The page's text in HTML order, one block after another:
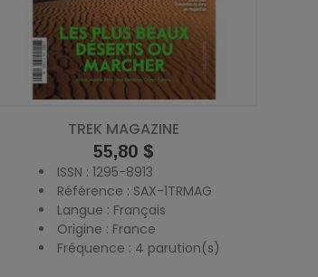
TREK MAGAZINE
Prix
55,80 $
ISSN : 1295-8913
Référence : SAX-1TRMAG
Langue : Français
Origine : France
Fréquence : 4 parution(s)